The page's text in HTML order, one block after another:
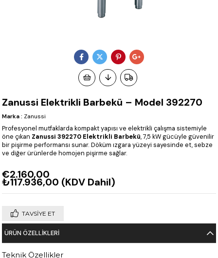
Zanussi Elektrikli Barbekü – Model 392270
Marka : Zanussi
Profesyonel mutfaklarda kompakt yapısı ve elektrikli çalışma sistemiyle
öne çıkan Zanussi 392270 Elektrikli Barbekü, 7,5 kW gücüyle güvenilir
bir pişirme performansı sunar. Döküm ızgara yüzeyi sayesinde et, sebze
ve diğer ürünlerde homojen pişirme sağlar.
€2.160,00
₺117.936,00 (KDV Dahil)
TAVSIYE ET
ÜRÜN ÖZELLIKLERI
Teknik Özellikler